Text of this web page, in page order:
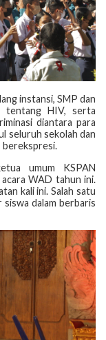
instansi, SMP dan
tentang HIV, serta
diantara para
seluruh sekolah dan
berekspresi.
umum KSPAN
WAD tahun ini.
kali ini. Salah satu
siswa dalam berbaris